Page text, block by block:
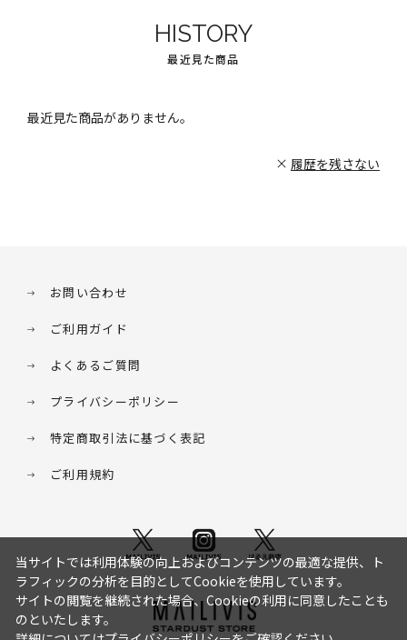
HISTORY
最近見た商品
最近見た商品がありません。
履歴を残さない
お問い合わせ
ご利用ガイド
よくあるご質問
プライバシーポリシー
特定商取引法に基づく表記
ご利用規約
当サイトでは利用体験の向上およびコンテンツの最適な提供、ト
ラフィックの分析を目的としてCookieを使用しています。
サイトの閲覧を継続された場合、Cookieの利用に同意したことも
のといたします。